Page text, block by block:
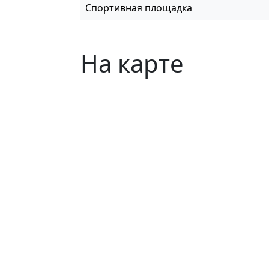
Спортивная площадка
На карте